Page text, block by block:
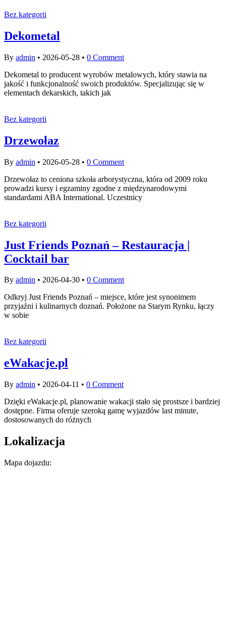
Bez kategorii
Dekometal
By admin • 2026-05-28 • 0 Comment
Dekometal to producent wyrobów metalowych, który stawia na
jakość i funkcjonalność swoich produktów. Specjalizując się w
elementach dekarskich, takich jak
Bez kategorii
Drzewołaz
By admin • 2026-05-28 • 0 Comment
Drzewołaz to ceniona szkoła arborystyczna, która od 2009 roku
prowadzi kursy i egzaminy zgodne z międzynarodowymi
standardami ABA International. Uczestnicy
Bez kategorii
Just Friends Poznań – Restauracja |
Cocktail bar
By admin • 2026-04-30 • 0 Comment
Odkryj Just Friends Poznań – miejsce, które jest synonimem
przyjaźni i kulinarnych doznań. Położone na Starym Rynku, łączy
w sobie
Bez kategorii
eWakacje.pl
By admin • 2026-04-11 • 0 Comment
Dzięki eWakacje.pl, planowanie wakacji stało się prostsze i bardziej
dostępne. Firma oferuje szeroką gamę wyjazdów last minute,
dostosowanych do różnych
Lokalizacja
Mapa dojazdu: